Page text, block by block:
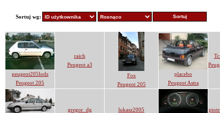
Sortuj wg:
peugeot205lodz
Peugeot 205
raich
Peugeot a3
Fox
Peugeot 205
placebo
Peugeot Astra
gregor_dg
lukasz2005